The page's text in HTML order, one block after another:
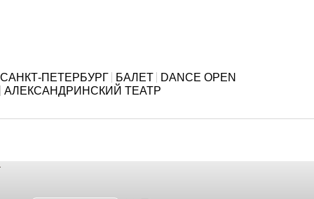
САНКТ-ПЕТЕРБУРГ БАЛЕТ
DANCE OPEN
АЛЕКСАНДРИНСКИЙ ТЕАТР